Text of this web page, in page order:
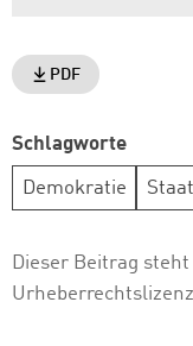
PDF
Schlagworte
Demokratie
Dieser Beitrag